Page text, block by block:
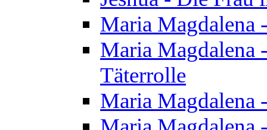
Maria Magdalena
Maria Magdalena
Täterrolle
Maria Magdalena